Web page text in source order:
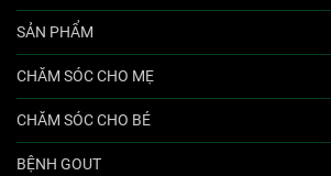
SẢN PHẨM
CHĂM SÓC CHO MẸ
CHĂM SÓC CHO BÉ
BỆNH GOUT